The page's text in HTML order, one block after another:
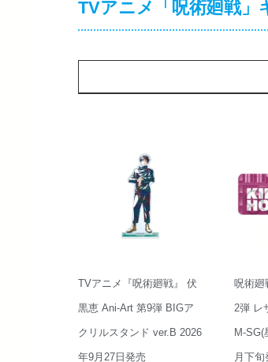
TVアニメ「呪術廻戦」
TVアニメ『呪術廻戦』 伏
黒恵 Ani-Art 第9弾 BIGア
クリルスタンド ver.B 2026
年9月27日発売
呪術廻
2弾 レ
M-SG(
月下